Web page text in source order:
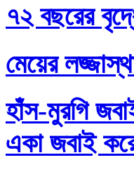
৭২ বছরের
মেয়ের
হাঁস-মুরগি
একা জবাই